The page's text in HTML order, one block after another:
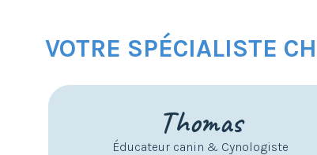
VOTRE SPÉCIALISTE
Thomas
Éducateur canin & Cynologiste